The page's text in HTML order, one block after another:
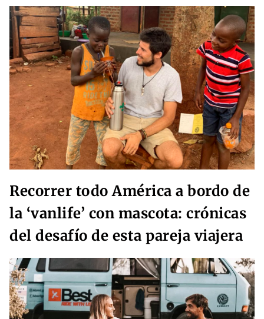
Recorrer todo América a bordo de
la ‘vanlife’ con mascota: crónicas
del desafío de esta pareja viajera